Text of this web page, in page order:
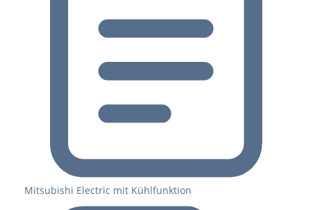
Mitsubishi Electric mit Kühlfunktion